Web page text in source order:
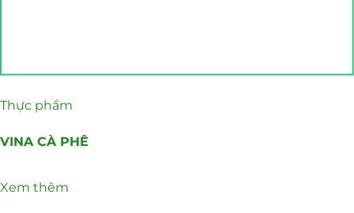
Thực phẩm
VINA CÀ PHÊ
Xem thêm